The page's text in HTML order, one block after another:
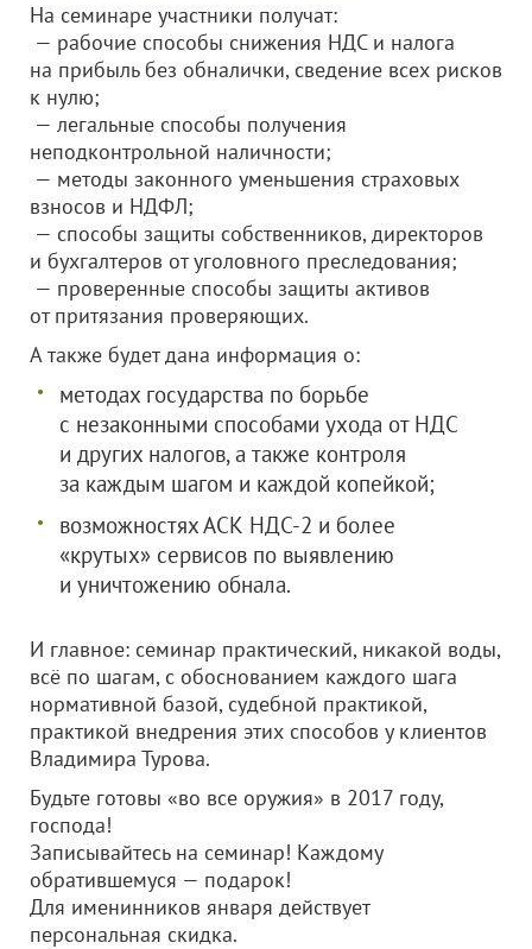
На семинаре участники получат:
— рабочие способы снижения НДС и налога
на прибыль без обналички, сведение всех рисков
к нулю;
— легальные способы получения
неподконтрольной наличности;
— методы законного уменьшения страховых
взносов и НДФЛ;
— способы защиты собственников, директоров
и бухгалтеров от уголовного преследования;
— проверенные способы защиты активов
от притязания проверяющих.
А также будет дана информация о:
методах государства по борьбе
с незаконными способами ухода от НДС
и других налогов, а также контроля
за каждым шагом и каждой копейкой;
возможностях АСК НДС-2 и более
«крутых» сервисов по выявлению
и уничтожению обнала.
И главное: семинар практический, никакой воды,
всё по шагам, с обоснованием каждого шага
нормативной базой, судебной практикой,
практикой внедрения этих способов у клиентов
Владимира Турова.
Будьте готовы «во все оружия» в 2017 году,
господа!
Записывайтесь на семинар! Каждому
обратившемуся — подарок!
Для именинников января действует
персональная скидка.